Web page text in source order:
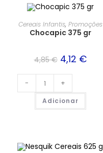
PROMOÇÃO!
Cereais Infantis, Promoções
Chocapic 375 gr
4,85€ 4,12 €
- +
Adicionar